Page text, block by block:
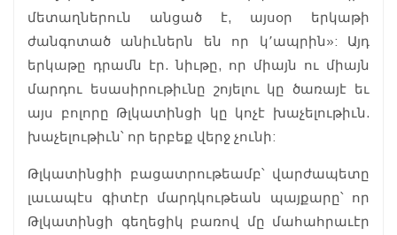
մետաղներուն անցած է, այսօր երկաթի
ժանգոտած անիւներն են որ կ՚ապրին»: Այդ
երկաթը դրամն էր. նիւթը, որ միայն ու միայն
մարդու եսասիրութիւնը շոյելու կը ծառայէ եւ
այս բոլորը Թլկատինցի կը կոչէ խաչելութիւն.
խաչելութիւն՝ որ երբեք վերջ չունի:
Թլկատինցիի բացատրութեամբ՝ վարժապետը
լաւապէս գիտէր մարդկութեան պայքարը՝ որ
Թլկատինցի գեղեցիկ բառով մը մահահրաւէր